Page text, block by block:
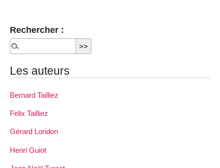
Rechercher :
Les auteurs
Bernard Tailliez
Felix Tailliez
Gérard Loridon
Henri Guiot